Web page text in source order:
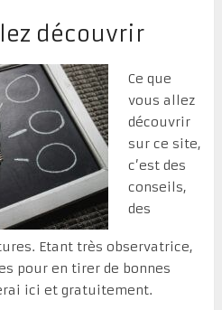
découvrir
Ce que
vous allez
découvrir
sur ce site,
c’est des
conseils,
des
Etant très observatrice,
pour en tirer de bonnes
ici et gratuitement.